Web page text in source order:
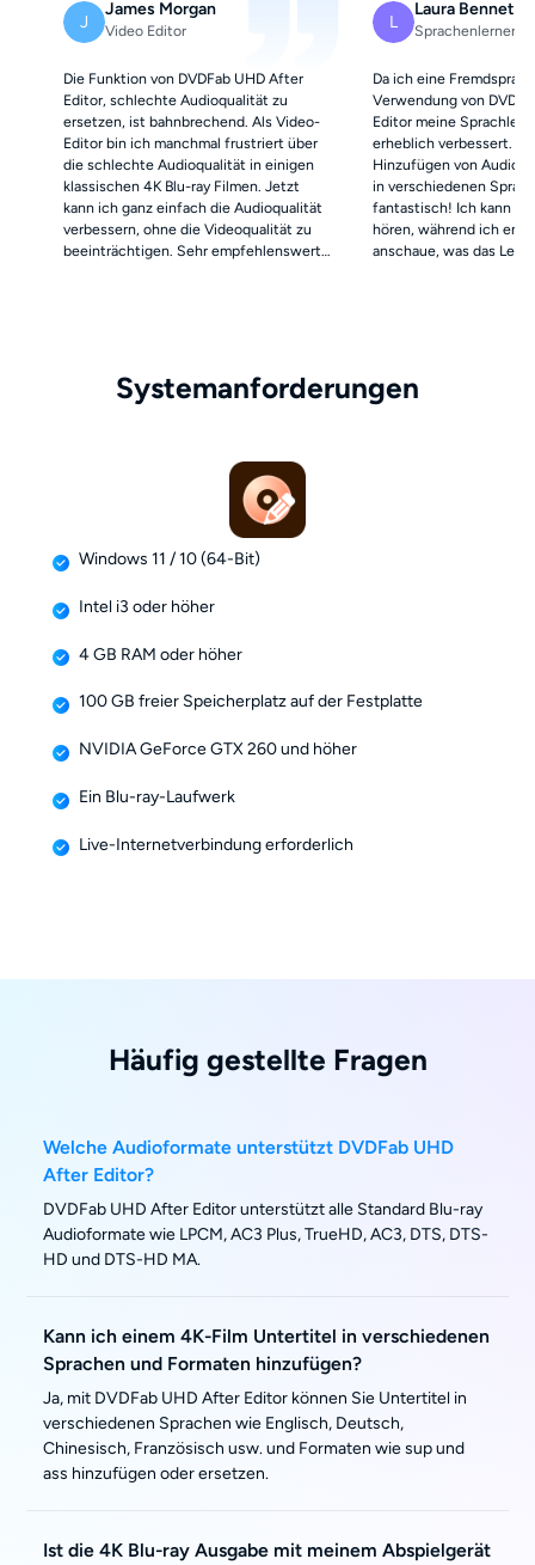
J
James Morgan
Video Editor
Die Funktion von DVDFab UHD After
Editor, schlechte Audioqualität zu
ersetzen, ist bahnbrechend. Als Video-
Editor bin ich manchmal frustriert über
die schlechte Audioqualität in einigen
klassischen 4K Blu-ray Filmen. Jetzt
kann ich ganz einfach die Audioqualität
verbessern, ohne die Videoqualität zu
beeinträchtigen. Sehr empfehlenswert
L
Laura Bennett
Sprachenlernerin
Da ich eine
Verwendung von
Editor meine
erheblich verbessert.
Hinzufügen von Audio
in verschiedenen
fantastisch! Ich kann
hören, während ich
anschaue, was das
Systemanforderungen
Windows 11 / 10 (64-Bit)
Intel i3 oder höher
4 GB RAM oder höher
100 GB freier Speicherplatz auf der Festplatte
NVIDIA GeForce GTX 260 und höher
Ein Blu-ray-Laufwerk
Live-Internetverbindung erforderlich
Häufig gestellte Fragen
Welche Audioformate unterstützt DVDFab UHD
After Editor?
DVDFab UHD After Editor unterstützt alle Standard Blu-ray
Audioformate wie LPCM, AC3 Plus, TrueHD, AC3, DTS, DTS-
HD und DTS-HD MA.
Kann ich einem 4K-Film Untertitel in verschiedenen
Sprachen und Formaten hinzufügen?
Ja, mit DVDFab UHD After Editor können Sie Untertitel in
verschiedenen Sprachen wie Englisch, Deutsch,
Chinesisch, Französisch usw. und Formaten wie sup und
ass hinzufügen oder ersetzen.
Ist die 4K Blu-ray Ausgabe mit meinem Abspielgerät